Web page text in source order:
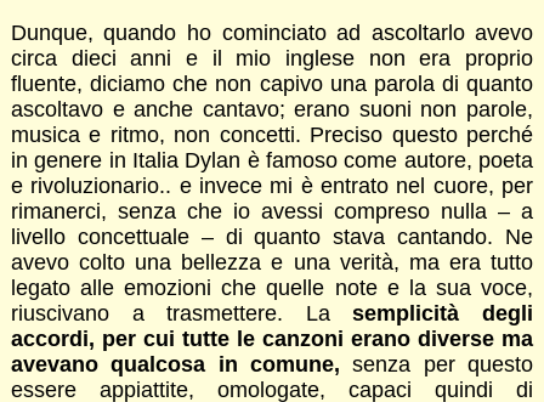
Dunque, quando ho cominciato ad ascoltarlo avevo
circa dieci anni e il mio inglese non era proprio
fluente, diciamo che non capivo una parola di quanto
ascoltavo e anche cantavo; erano suoni non parole,
musica e ritmo, non concetti. Preciso questo perché
in genere in Italia Dylan è famoso come autore, poeta
e rivoluzionario.. e invece mi è entrato nel cuore, per
rimanerci, senza che io avessi compreso nulla – a
livello concettuale – di quanto stava cantando. Ne
avevo colto una bellezza e una verità, ma era tutto
legato alle emozioni che quelle note e la sua voce,
riuscivano a trasmettere. Lasemplicità degli
accordi, per cui tutte le canzoni erano diverse ma
avevano qualcosa in comune, senza per questo
essere appiattite, omologate, capaci quindi di